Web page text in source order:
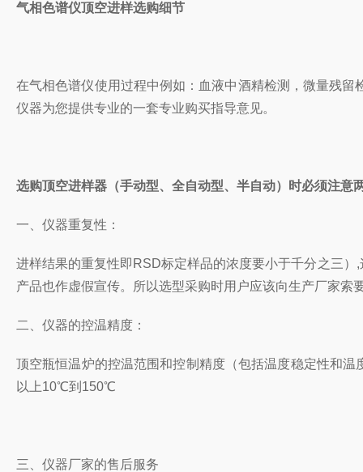
气相色谱仪顶空进样选购细节
在气相色谱仪使用过程中例如：血液中酒精检测，微量残
仪器为您提供专业的一套专业购买指导意见。
选购顶空进样器（手动型、全自动型、半自动）时必须注意
一、仪器重复性：
进样结果的重复性即RSD标定样品的浓度要小于千分之三
产品也作虚假宣传。所以选型采购时用户应该向生产厂家
二、仪器的控温精度：
顶空瓶恒温炉的控温范围和控制精度（包括温度稳定性和
以上10℃到150℃
三、 仪器厂家的售后服务